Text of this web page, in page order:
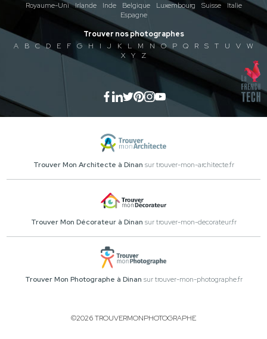
Royaume-Uni
Irlande Inde Belgique Luxembourg Suisse
Italie
Espagne
Trouver nos photographes
A
B C D E F G H I J K L M N O P Q R S T U V
W
X
Y Z
Trouver Mon Architecte à Dinan sur trouver-mon-architecte.fr
Trouver Mon Décorateur à Dinan sur trouver-mon-decorateur.fr
Trouver Mon Photographe à Dinan sur trouver-mon-photographe.fr
©2026 TROUVERMONPHOTOGRAPHE